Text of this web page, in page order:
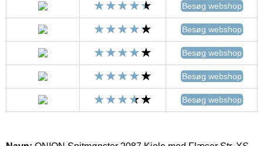
Besøg webshop
Besøg webshop
Besøg webshop
Besøg webshop
Besøg webshop